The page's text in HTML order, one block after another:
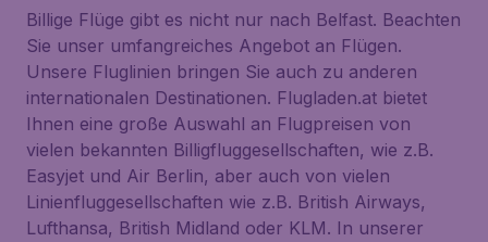
Billige Flüge gibt es nicht nur nach Belfast. Beachten
Sie unser umfangreiches Angebot an Flügen.
Unsere Fluglinien bringen Sie auch zu anderen
internationalen Destinationen. Flugladen.at bietet
Ihnen eine große Auswahl an Flugpreisen von
vielen bekannten Billigfluggesellschaften, wie z.B.
Easyjet und Air Berlin, aber auch von vielen
Linienfluggesellschaften wie z.B. British Airways,
Lufthansa, British Midland oder KLM. In unserer